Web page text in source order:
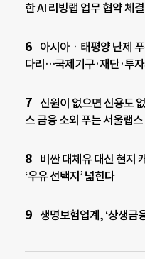
한 AI 리빙랩 업무 협약 체결
아시아ㆍ태평양 난제
다리…국제기구·재단·투
신원이 없으면 신용도
스 금융 소외 푸는 서울랩스
비싼 대체유 대신 현지
‘우유 선택지’ 넓힌다
생명보험업계, ‘상생금